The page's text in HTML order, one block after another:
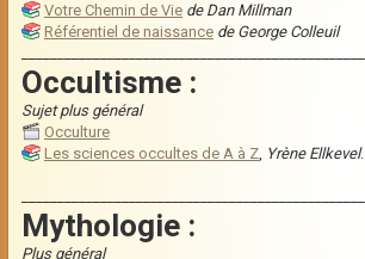
Votre Chemin de Vie de Dan Millman
Référentiel de naissance de George Colleuil
Occultisme :
Sujet plus général
Occulture
Les sciences occultes de A à Z, Yrène Ellkevel.
Mythologie :
Plus général